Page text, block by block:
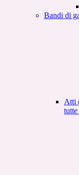
Bandi di
Atti